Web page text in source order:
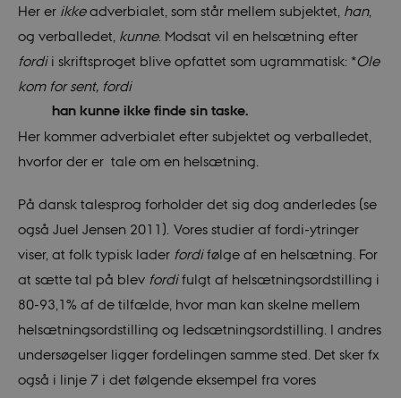
Her er ikkeadverbialet, som står mellem subjektet, han,
og verballedet, kunne. Modsat vil en helsætning efter
fordii skriftsproget blive opfattet som ugrammatisk: *Ole
kom for sent, fordi
han kunne ikke finde sin taske.
Her kommer adverbialet efter subjektet og verballedet,
hvorfor der er tale om en helsætning.
På dansk talesprog forholder det sig dog anderledes (se
også Juel Jensen 2011). Vores studier af fordi-ytringer
viser, at folk typisk laderfordifølge af en helsætning. For
at sætte tal på blevfordifulgt af helsætningsordstilling i
80-93,1% af de tilfælde, hvor man kan skelne mellem
helsætningsordstilling og ledsætningsordstilling. I andres
undersøgelser ligger fordelingen samme sted. Det sker fx
også i linje 7 i det følgende eksempel fra vores